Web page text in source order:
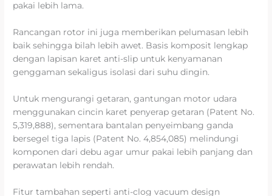
pakai lebih lama.
Rancangan rotor ini juga memberikan pelumasan lebih
baik sehingga bilah lebih awet. Basis komposit lengkap
dengan lapisan karet anti-slip untuk kenyamanan
genggaman sekaligus isolasi dari suhu dingin.
Untuk mengurangi getaran, gantungan motor udara
menggunakan cincin karet penyerap getaran (Patent No.
5,319,888), sementara bantalan penyeimbang ganda
bersegel tiga lapis (Patent No. 4,854,085) melindungi
komponen dari debu agar umur pakai lebih panjang dan
perawatan lebih rendah.
Fitur tambahan seperti anti-clog vacuum design